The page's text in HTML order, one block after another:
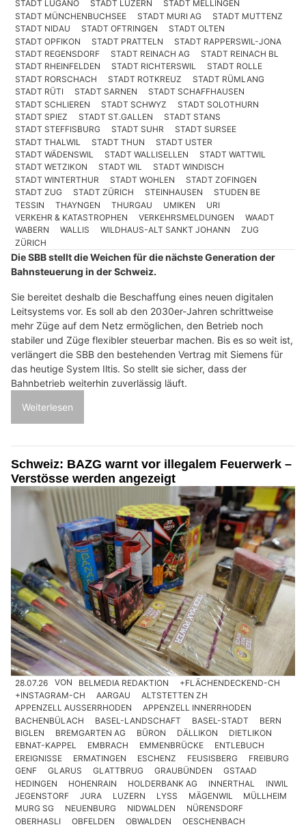
STADT LUGANO STADT LUZERN
STADT MELLINGEN
STADT MÜNCHENBUCHSEE
STADT MURI AG
STADT MUTTENZ
STADT NIDAU
STADT OFTRINGEN
STADT OLTEN
STADT OPFIKON
STADT PRATTELN
STADT RAPPERSWIL-JONA
STADT REGENSDORF
STADT REINACH AG
STADT REINACH BL
STADT RHEINFELDEN
STADT RICHTERSWIL
STADT ROLLE
STADT RORSCHACH
STADT ROTKREUZ
STADT RÜMLANG
STADT RÜTI
STADT SARNEN
STADT SCHAFFHAUSEN
STADT SCHLIEREN
STADT SCHWYZ
STADT SOLOTHURN
STADT SPIEZ
STADT ST.GALLEN
STADT STANS
STADT STEFFISBURG
STADT SUHR
STADT SURSEE
STADT THALWIL
STADT THUN
STADT USTER
STADT WÄDENSWIL
STADT WALLISELLEN
STADT WATTWIL
STADT WETZIKON
STADT WIL
STADT WINDISCH
STADT WINTERTHUR
STADT WOHLEN
STADT ZOFINGEN
STADT ZUG
STADT ZÜRICH STEINHAUSEN
STUDEN BE
TESSIN
THAYNGEN THURGAU UMIKEN
URI
VERKEHR & KATASTROPHEN
VERKEHRSMELDUNGEN
WAADT
WABERN
WALLIS WILDHAUS-ALT SANKT JOHANN
ZUG
ZÜRICH
Die SBB stellt die Weichen für die nächste Generation der
Bahnsteuerung in der Schweiz.
Sie bereitet deshalb die Beschaffung eines neuen digitalen
Leitsystems vor. Es soll ab den 2030er-Jahren schrittweise
mehr Züge auf dem Netz ermöglichen, den Betrieb noch
stabiler und Züge flexibler steuerbar machen. Bis es so weit ist,
verlängert die SBB den bestehenden Vertrag mit Siemens für
das heutige System Iltis. So stellt sie sicher, dass der
Bahnbetrieb weiterhin zuverlässig läuft.
Weiterlesen
Schweiz: BAZG warnt vor illegalem Feuerwerk –
Verstösse werden angezeigt
28.07.26 VON BELMEDIA REDAKTION
+FLÄCHENDECKEND-CH
+INSTAGRAM-CH
AARGAU
ALTSTETTEN ZH
APPENZELL AUSSERRHODEN
APPENZELL INNERRHODEN
BACHENBÜLACH
BASEL-LANDSCHAFT BASEL-STADT
BERN
BIGLEN
BREMGARTEN AG BÜRON DÄLLIKON
DIETLIKON
EBNAT-KAPPEL
EMBRACH EMMENBRÜCKE
ENTLEBUCH
EREIGNISSE
ERMATINGEN ESCHENZ FEUSISBERG
FREIBURG
GENF
GLARUS GLATTBRUG GRAUBÜNDEN
GSTAAD
HEDINGEN
HOHENRAIN HOLDERBANK AG INNERTHAL
INWIL
JEGENSTORF
JURA LUZERN LYSS MÄGENWIL
MÜLLHEIM
MURG SG
NEUENBURG NIDWALDEN
NÜRENSDORF
OBERHASLI
OBFELDEN OBWALDEN
OESCHENBACH